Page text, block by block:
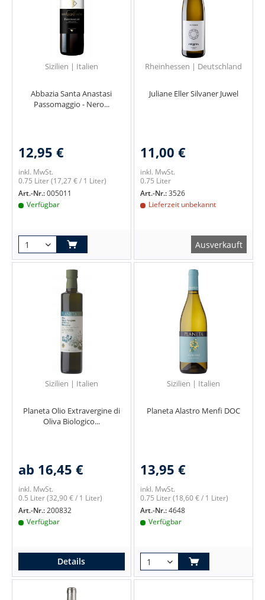
Sizilien | Italien
Abbazia Santa Anastasi
Passomaggio - Nero...
12,95 €
inkl. MwSt.
0.75 Liter(17,27 € / 1 Liter)
Art.-Nr.:005011
Verfügbar
Rheinhessen | Deutschland
Juliane Eller Silvaner Juwel
11,00 €
inkl. MwSt.
0.75 Liter
Art.-Nr.:3526
Lieferzeit unbekannt
Ausverkauft
Sizilien | Italien
Planeta Olio Extravergine di
Oliva Biologico...
ab 16,45 €
inkl. MwSt.
0.5 Liter(32,90 € / 1 Liter)
Art.-Nr.:200832
Verfügbar
Details
Sizilien | Italien
Planeta Alastro Menfi DOC
13,95 €
inkl. MwSt.
0.75 Liter(18,60 € / 1 Liter)
Art.-Nr.:4648
Verfügbar